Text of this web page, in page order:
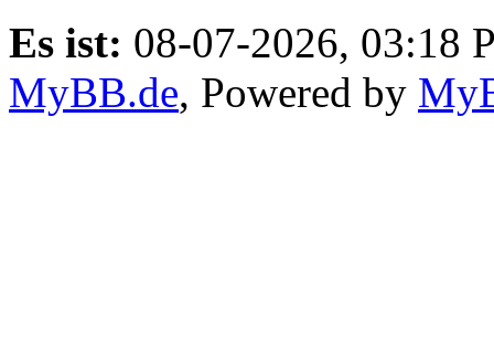
Es ist: 08-07-2026, 03:18
MyBB.de, Powered by